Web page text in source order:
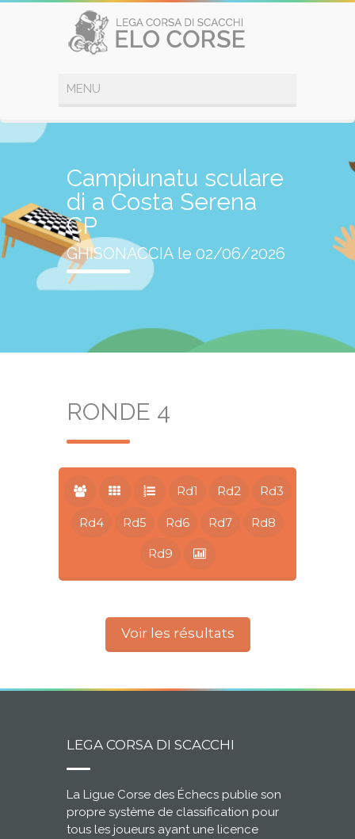
Campiunatu sculare
di a Costa Serena
CP
GHISONACCIA le 02/06/2026
RONDE 4
Rd1 Rd2 Rd3
Rd4 Rd5 Rd6 Rd7 Rd8
Rd9
Voir les résultats
LEGA CORSA DI SCACCHI
La Ligue Corse des Échecs publie son
propre système de classification pour
tous les joueurs ayant une licence